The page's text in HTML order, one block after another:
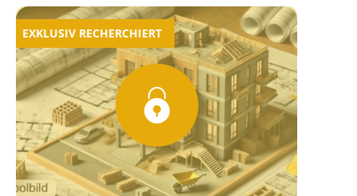
EXKLUSIV RECHERCHIERT